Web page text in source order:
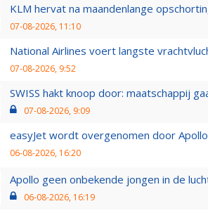
KLM hervat na maandenlange
07-08-2026, 11:10
National Airlines voert langste
07-08-2026, 9:52
SWISS hakt knoop door: maatschappij
07-08-2026, 9:09
easyJet wordt overgenomen door
06-08-2026, 16:20
Apollo geen onbekende jongen in de
06-08-2026, 16:19